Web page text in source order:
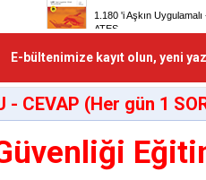
E-bültenimize kayıt olun, yeni
- CEVAP (Her gün 1